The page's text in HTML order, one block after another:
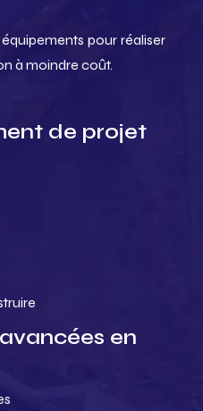
pour réaliser
à moindre coût.
de projet
en